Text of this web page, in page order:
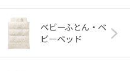
ベビーふとん・ベ
ビーベッド